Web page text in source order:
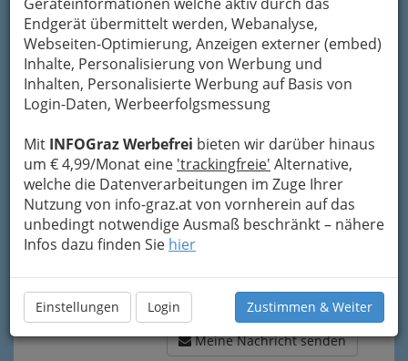
Endgerät übermittelt werden, Webanalyse,
Webseiten-Optimierung, Anzeigen externer (embed)
Inhalte, Personalisierung von Werbung und
Inhalten, Personalisierte Werbung auf Basis von
Login-Daten, Werbeerfolgsmessung
Mit INFOGraz Werbefrei bieten wir darüber hinaus
um € 4,99/Monat eine 'trackingfreie' Alternative,
welche die Datenverarbeitungen im Zuge Ihrer
Nutzung von info-graz.at von vornherein auf das
unbedingt notwendige Ausmaß beschränkt – nähere
Infos dazu finden Sie hier
Einstellungen Login Zustimmen & Weiter
Mein Betreff
Meine Nachricht senden